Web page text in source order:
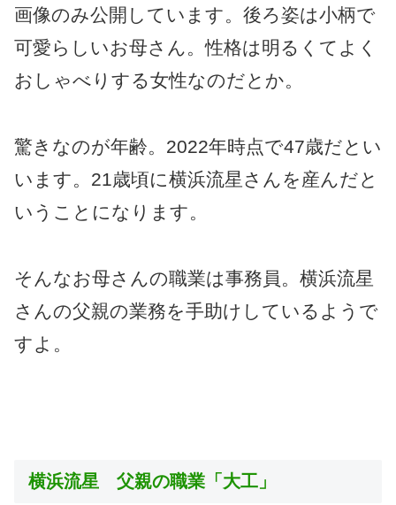
画像のみ公開しています。後ろ姿は小柄で
可愛らしいお母さん。性格は明るくてよく
おしゃべりする女性なのだとか。
驚きなのが年齢。2022年時点で47歳だとい
います。21歳頃に横浜流星さんを産んだと
いうことになります。
そんなお母さんの職業は事務員。横浜流星
さんの父親の業務を手助けしているようで
すよ。
横浜流星 父親の職業「大工」